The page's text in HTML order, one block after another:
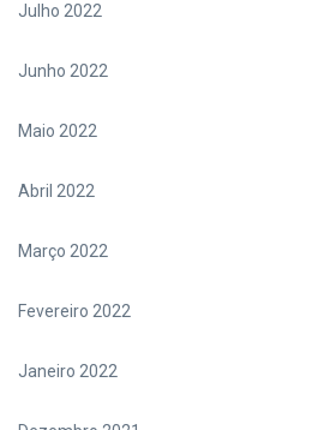
Julho 2022
Junho 2022
Maio 2022
Abril 2022
Março 2022
Fevereiro 2022
Janeiro 2022